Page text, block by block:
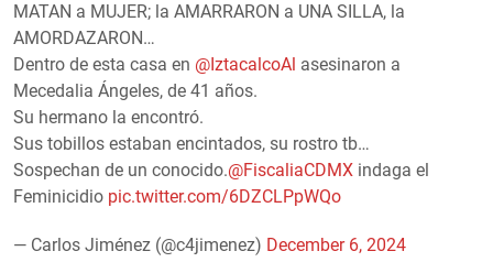
MATAN a MUJER; la AMARRARON a UNA SILLA, la
AMORDAZARON…
Dentro de esta casa en @IztacalcoAl asesinaron a
Mecedalia Ángeles, de 41 años.
Su hermano la encontró.
Sus tobillos estaban encintados, su rostro tb…
Sospechan de un conocido.@FiscaliaCDMX indaga el
Feminicidio pic.twitter.com/6DZCLPpWQo
— Carlos Jiménez (@c4jimenez) December 6, 2024